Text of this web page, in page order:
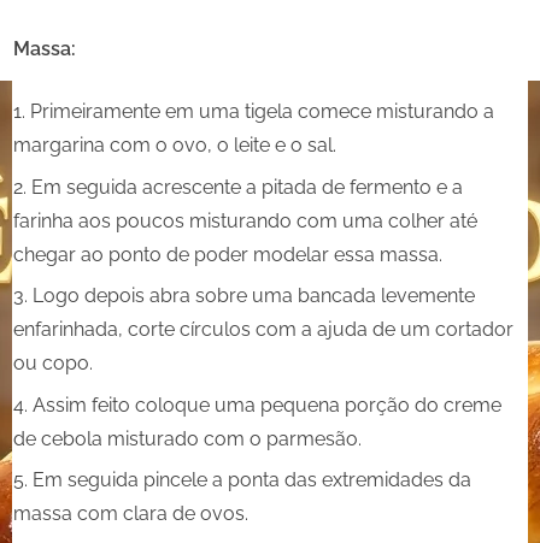
Massa:
Primeiramente em uma tigela comece misturando a
margarina com o ovo, o leite e o sal.
Em seguida acrescente a pitada de fermento e a
farinha aos poucos misturando com uma colher até
chegar ao ponto de poder modelar essa massa.
Logo depois abra sobre uma bancada levemente
enfarinhada, corte círculos com a ajuda de um cortador
ou copo.
Assim feito coloque uma pequena porção do creme
de cebola misturado com o parmesão.
Em seguida pincele a ponta das extremidades da
massa com clara de ovos.